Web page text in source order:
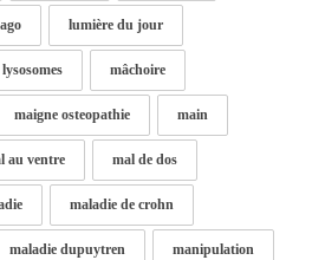
lumière du jour
lysosomes mâchoire
maigne osteopathie main
au ventre mal de dos
maladie de crohn
maladie dupuytren manipulation